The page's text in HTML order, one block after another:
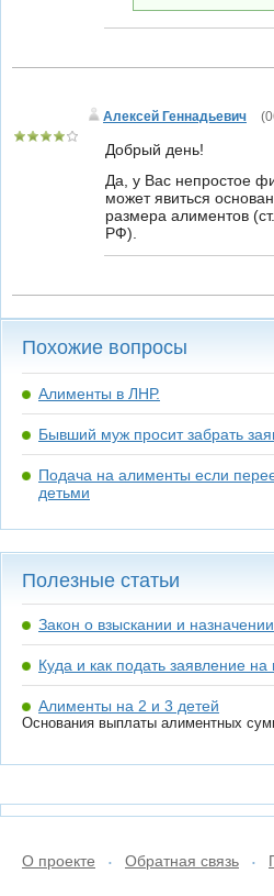
Алексей Геннадьевич (
Добрый день!
Да, у Вас непростое
может явиться
размера алиментов
РФ).
Похожие вопросы
Алименты в ЛНР.
Бывший муж просит забрать
Подача на алименты если
детьми
Полезные статьи
Закон о взыскании и
Куда и как подать заявление
Алименты на 2 и 3 детей
Основания выплаты алиментных
О проекте • Обратная связь •